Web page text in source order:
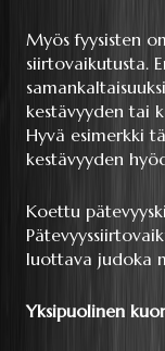
Myös fyysisten
siirtovaikutusta.
kestävyyden tai
Hyvä esimerkki
kestävyyden
Koettu
luottava judoka
Yksipuolinen